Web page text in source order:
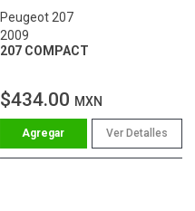
Peugeot 207
2009
207 COMPACT
$434.00 MXN
Ver Detalles